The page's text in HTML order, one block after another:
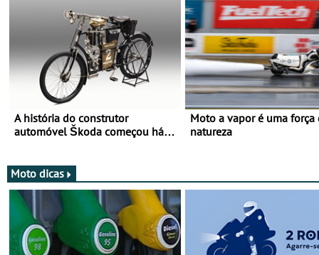
A história do construtor
automóvel Škoda começou há
Moto a vapor é uma força
natureza
Moto dicas